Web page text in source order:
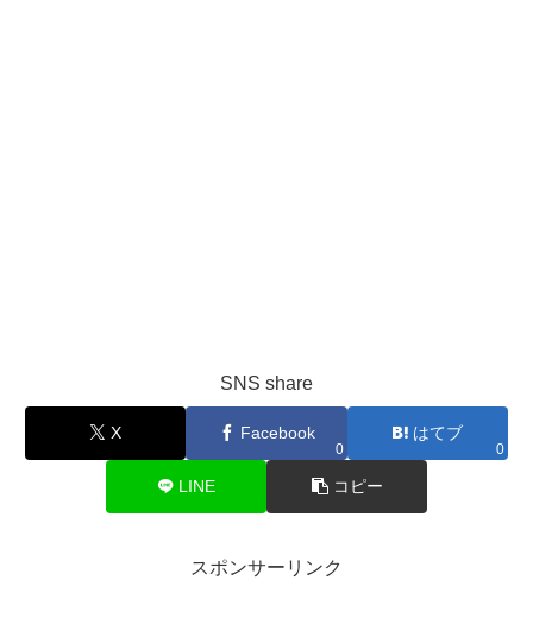
SNS share
X Facebook
0
はてブ
0
LINE コピー
スポンサーリンク